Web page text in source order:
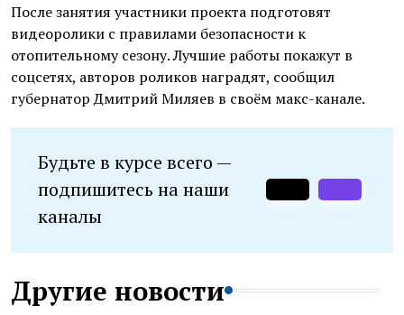
После занятия участники проекта подготовят
видеоролики с правилами безопасности к
отопительному сезону. Лучшие работы покажут в
соцсетях, авторов роликов наградят, сообщил
губернатор Дмитрий Миляев в своём макс-канале.
Будьте в курсе всего —
подпишитесь на наши
каналы
Другие новости